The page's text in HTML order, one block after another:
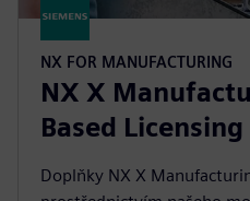
NX FOR MANUFACTURING
NX X
Based Licensing
Doplňky NX X